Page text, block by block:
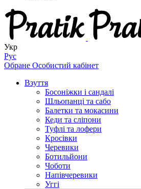
Укр
Рус
Обране Особистий кабінет
Взуття
Босоніжки і сандалі
Шльопанці та сабо
Балетки та мокасини
Кеди та сліпони
Туфлі та лофери
Кросівки
Черевики
Ботильйони
Чоботи
Напівчеревики
Уггі